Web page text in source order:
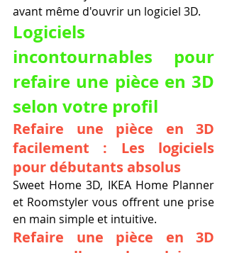
avant même d'ouvrir un logiciel 3D.
Logiciels
incontournables pour
refaire une pièce en 3D
selon votre profil
Refaire une pièce en 3D
facilement : Les logiciels
pour débutants absolus
Sweet Home 3D, IKEA Home Planner
et Roomstyler vous offrent une prise
en main simple et intuitive.
Refaire une pièce en 3D